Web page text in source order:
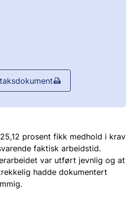
prosent fikk medhold i krav
faktisk arbeidstid.
var utført jevnlig og at
hadde dokumentert